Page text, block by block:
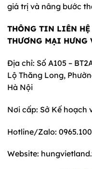
giá trị và nâng bước
THÔNG TIN LIÊN HỆ
THƯƠNG MẠI HƯNG
Địa chỉ: Số A105 –
Lộ Thăng Long,
Hà Nội
Nơi cấp: Sở Kế hoạch
Hotline/Zalo:
Website: